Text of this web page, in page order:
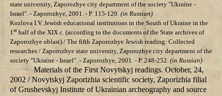
state university, Zaporozhye city department of the society "Ukraine -
Israel". - Zaporozhye, 2001. - P. 115-120. (in Russian)
Kozlova I.V. Jewish educational institutions in the South of Ukraine in the
1st half of the ХІХ c. (according to the documents of the State archives of
Zaporozhye oblast) / The fifth Zaporozhye Jewish reading: Collected
researches / Zaporozhye state university, Zaporozhye city department of the
society "Ukraine - Israel". - Zaporozhye, 2001. - P. 248-252. (in Russian)
Materials of the First Novytskyj readings. October, 24,
2002 / Novytskyj Zaporizhia scientific society, Zaporizhia filial
of Grushevskyj Institute of Ukrainian archeography and source